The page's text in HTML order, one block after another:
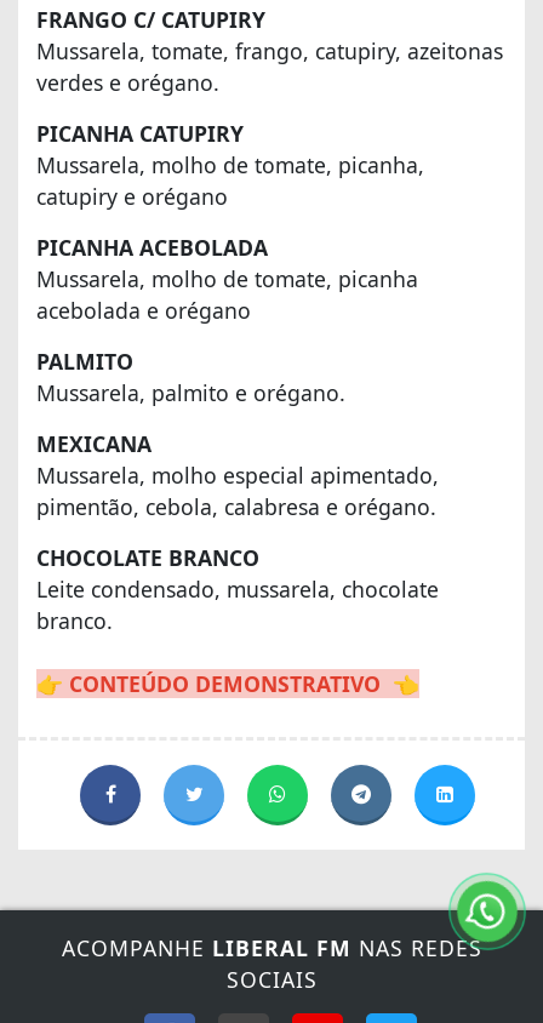
FRANGO C/ CATUPIRY
Mussarela, tomate, frango, catupiry, azeitonas
verdes e orégano.
PICANHA CATUPIRY
Mussarela, molho de tomate, picanha,
catupiry e orégano
PICANHA ACEBOLADA
Mussarela, molho de tomate, picanha
acebolada e orégano
PALMITO
Mussarela, palmito e orégano.
MEXICANA
Mussarela, molho especial apimentado,
pimentão, cebola, calabresa e orégano.
CHOCOLATE BRANCO
Leite condensado, mussarela, chocolate
branco.
👉 CONTEÚDO DEMONSTRATIVO 👈
ACOMPANHE LIBERAL FM NAS REDES
SOCIAIS